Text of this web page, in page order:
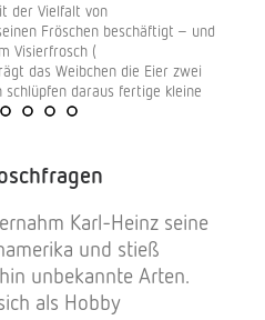
der Vielfalt von
Fröschen beschäftigt – und
Visierfrosch (
das Weibchen die Eier zwei
schlüpfen daraus fertige kleine
Karl-Heinz seine
und stieß
unbekannte Arten.
als Hobby